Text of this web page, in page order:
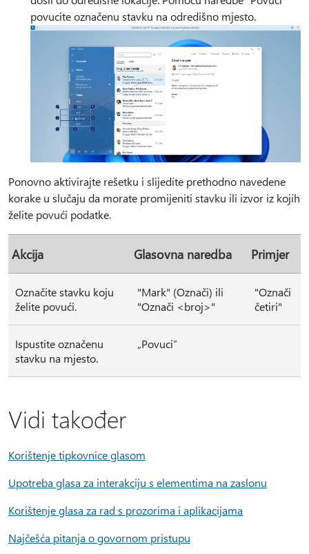
povucite označenu stavku na odredišno mjesto.
Ponovno aktivirajte rešetku i slijedite prethodno navedene
korake u slučaju da morate promijeniti stavku ili izvor iz kojih
želite povući podatke.
Akcija Glasovna naredba Primjer
Označite stavku koju
želite povući.
"Mark" (Označi) ili
"Označi <broj>"
"Označi
četiri"
Ispustite označenu
stavku na mjesto.
„Povuci”
Vidi također
Korištenje tipkovnice glasom
Upotreba glasa za interakciju s elementima na zaslonu
Korištenje glasa za rad s prozorima i aplikacijama
Najčešća pitanja o govornom pristupu